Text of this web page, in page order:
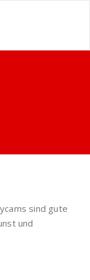
sind gute
und